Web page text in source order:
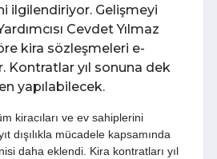
ilgilendiriyor. Gelişmeyi
Cevdet Yılmaz
kira sözleşmeleri e-
Kontratlar yıl sonuna dek
yapılabilecek.
kiracıları ve ev sahiplerini
dışılıkla mücadele kapsamında
daha eklendi. Kira kontratları yıl